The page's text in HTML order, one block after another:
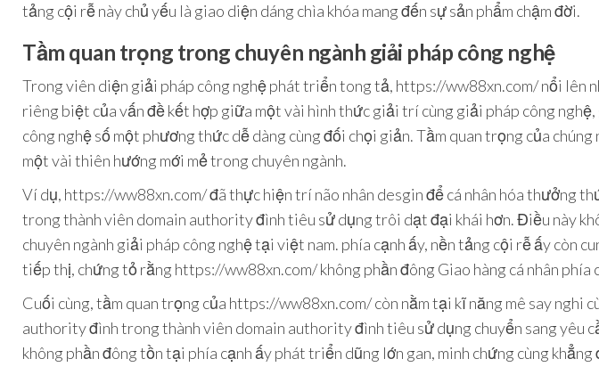
tảng cội rễ này chủ yếu là giao diện dáng chìa khóa mang đến sự sản phẩm chậm đời.
Tầm quan trọng trong chuyên ngành giải pháp công nghệ
Trong viên diện giải pháp công nghệ phát triển tong tả, https://ww88xn.com/ nổi lên
riêng biệt của vấn đề kết hợp giữa một vài hình thức giải trí cùng giải pháp công
công nghệ số một phương thức dễ dàng cùng đối chọi giản. Tầm quan trọng của
một vài thiên hướng mới mẻ trong chuyên ngành.
Ví dụ, https://ww88xn.com/ đã thực hiện trí não nhân desgin để cá nhân hóa thưởng
trong thành viên domain authority đình tiêu sử dụng trôi dạt đại khái hơn. Điều này
chuyên ngành giải pháp công nghệ tại việt nam. phía cạnh ấy, nền tảng cội rễ ấy còn
tiếp thị, chứng tỏ rằng https://ww88xn.com/ không phần đông Giao hàng cá nhân phía
Cuối cùng, tầm quan trọng của https://ww88xn.com/ còn nằm tại kĩ năng mê say
authority đình trong thành viên domain authority đình tiêu sử dụng chuyển sang yêu
không phần đông tồn tại phía cạnh ấy phát triển dũng lớn gan, minh chứng cùng